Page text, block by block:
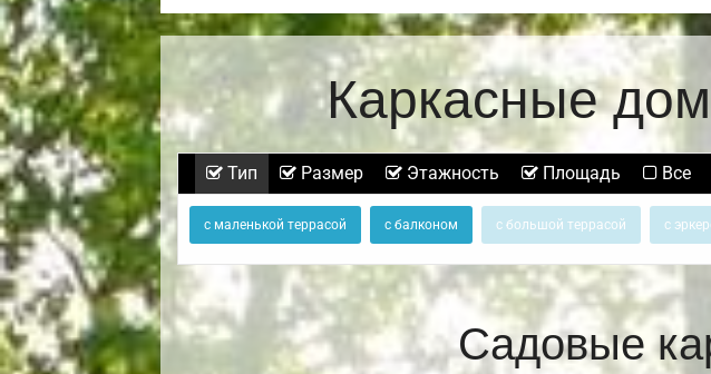
Каркасные
Тип Размер Этажность Площадь Все
с маленькой террасой с балконом с большой террасой с
Садовые